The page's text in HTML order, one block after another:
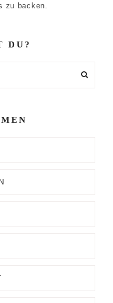
zu backen.
DU?